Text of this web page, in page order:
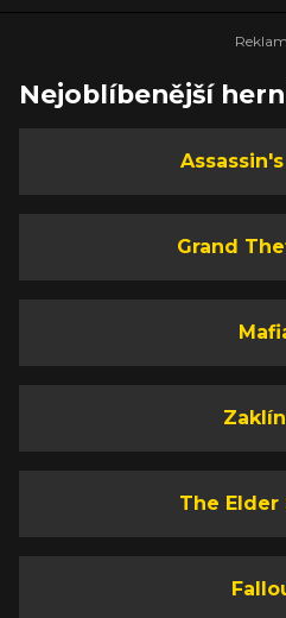
Nejoblíbenější
Grand
The Elder